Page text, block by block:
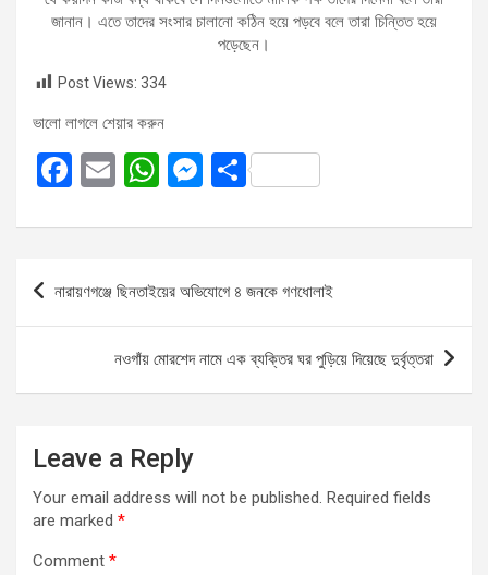
জানান। এতে তাদের সংসার চালানো কঠিন হয়ে পড়বে বলে তারা চিন্তিত হয়ে
পড়েছেন।
Post Views: 334
ভালো লাগলে শেয়ার করুন
F
ce
o
E
ail
W
at
A
p
p
M
se
g
er
S
ar
Post
নারায়ণগঞ্জে ছিনতাইয়ের অভিযোগে ৪ জনকে গণধোলাই
নওগাঁয় মোরশেদ নামে এক ব্যক্তির ঘর পুড়িয়ে দিয়েছে দুর্বৃত্তরা
Leave a Reply
Your email address will not be published. Required fields
are marked *
Comment *